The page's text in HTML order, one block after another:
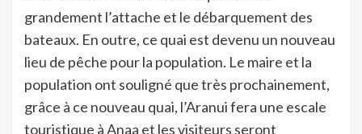
grandement l’attache et le débarquement des
bateaux. En outre, ce quai est devenu un nouveau
lieu de pêche pour la population. Le maire et la
population ont souligné que très prochainement,
grâce à ce nouveau quai, l’Aranui fera une escale
touristique à Anaa et les visiteurs seront